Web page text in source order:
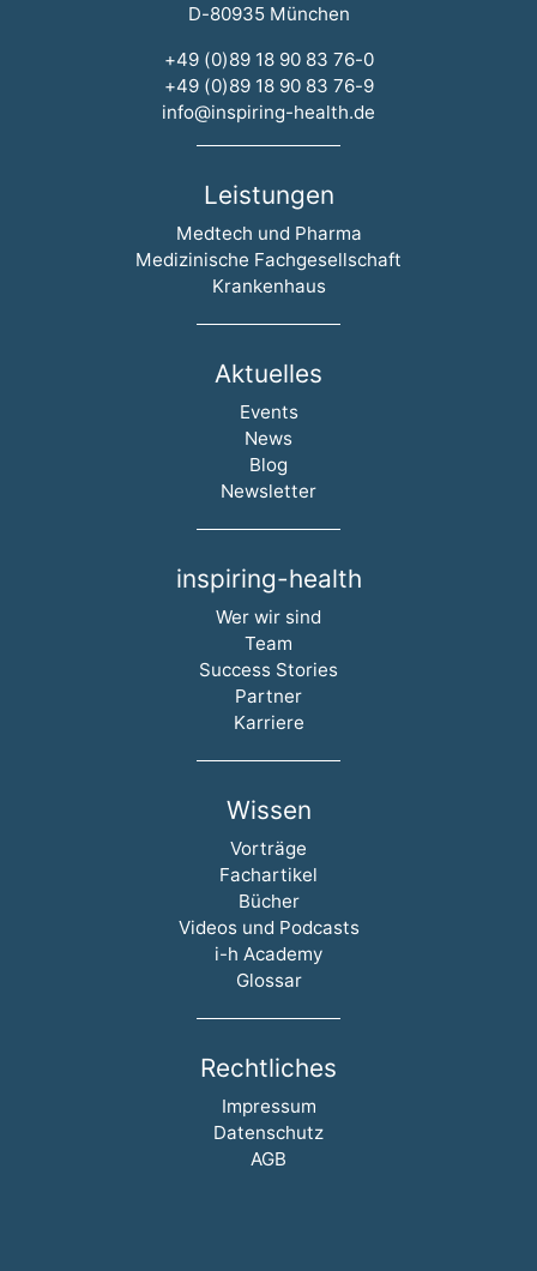
D-80935 München
+49 (0)89 18 90 83 76-0
+49 (0)89 18 90 83 76-9
info@inspiring-health.de
Leistungen
Navigation überspringen
Medtech und Pharma
Medizinische Fachgesellschaft
Krankenhaus
Aktuelles
Navigation überspringen
Events
News
Blog
Newsletter
inspiring-health
Navigation überspringen
Wer wir sind
Team
Success Stories
Partner
Karriere
Wissen
Navigation überspringen
Vorträge
Fachartikel
Bücher
Videos und Podcasts
i-h Academy
Glossar
Rechtliches
Navigation überspringen
Impressum
Datenschutz
AGB